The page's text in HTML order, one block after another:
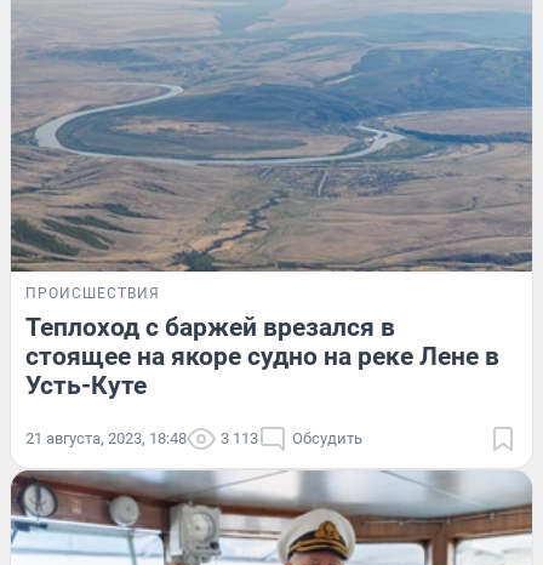
ПРОИСШЕСТВИЯ
Теплоход с баржей врезался в
стоящее на якоре судно на реке Лене в
Усть-Куте
21 августа, 2023, 18:48 3 113 Обсудить